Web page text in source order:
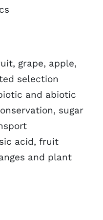
grape, apple,
selection
and abiotic
sugar
acid, fruit
and plant